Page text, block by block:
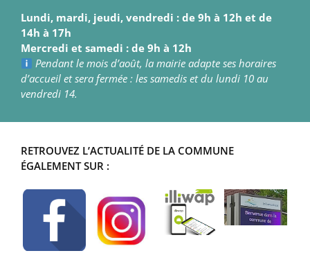
Lundi, mardi, jeudi, vendredi : de 9h à 12h et de
14h à 17h
Mercredi et samedi : de 9h à 12h
Pendant le mois d’août, la mairie adapte ses horaires
d’accueil et sera fermée : les samedis et du lundi 10 au
vendredi 14.
RETROUVEZ L’ACTUALITÉ DE LA COMMUNE
ÉGALEMENT SUR :